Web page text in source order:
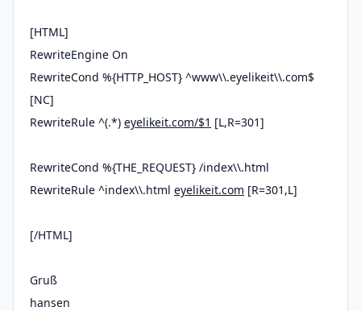
[HTML]
RewriteEngine On
RewriteCond %{HTTP_HOST} ^www\\.eyelikeit\\.com$
[NC]
RewriteRule ^(.*) eyelikeit.com/$1 [L,R=301]
RewriteCond %{THE_REQUEST} /index\\.html
RewriteRule ^index\\.html eyelikeit.com [R=301,L]
[/HTML]
Gruß
hansen